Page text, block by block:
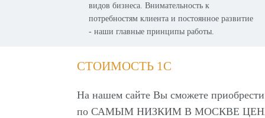
видов бизнеса. Внимательность к
потребностям клиента и постоянное развитие
- наши главные принципы работы.
СТОИМОСТЬ 1С
На нашем сайте Вы сможете
по САМЫМ НИЗКИМ В МОСКВЕ